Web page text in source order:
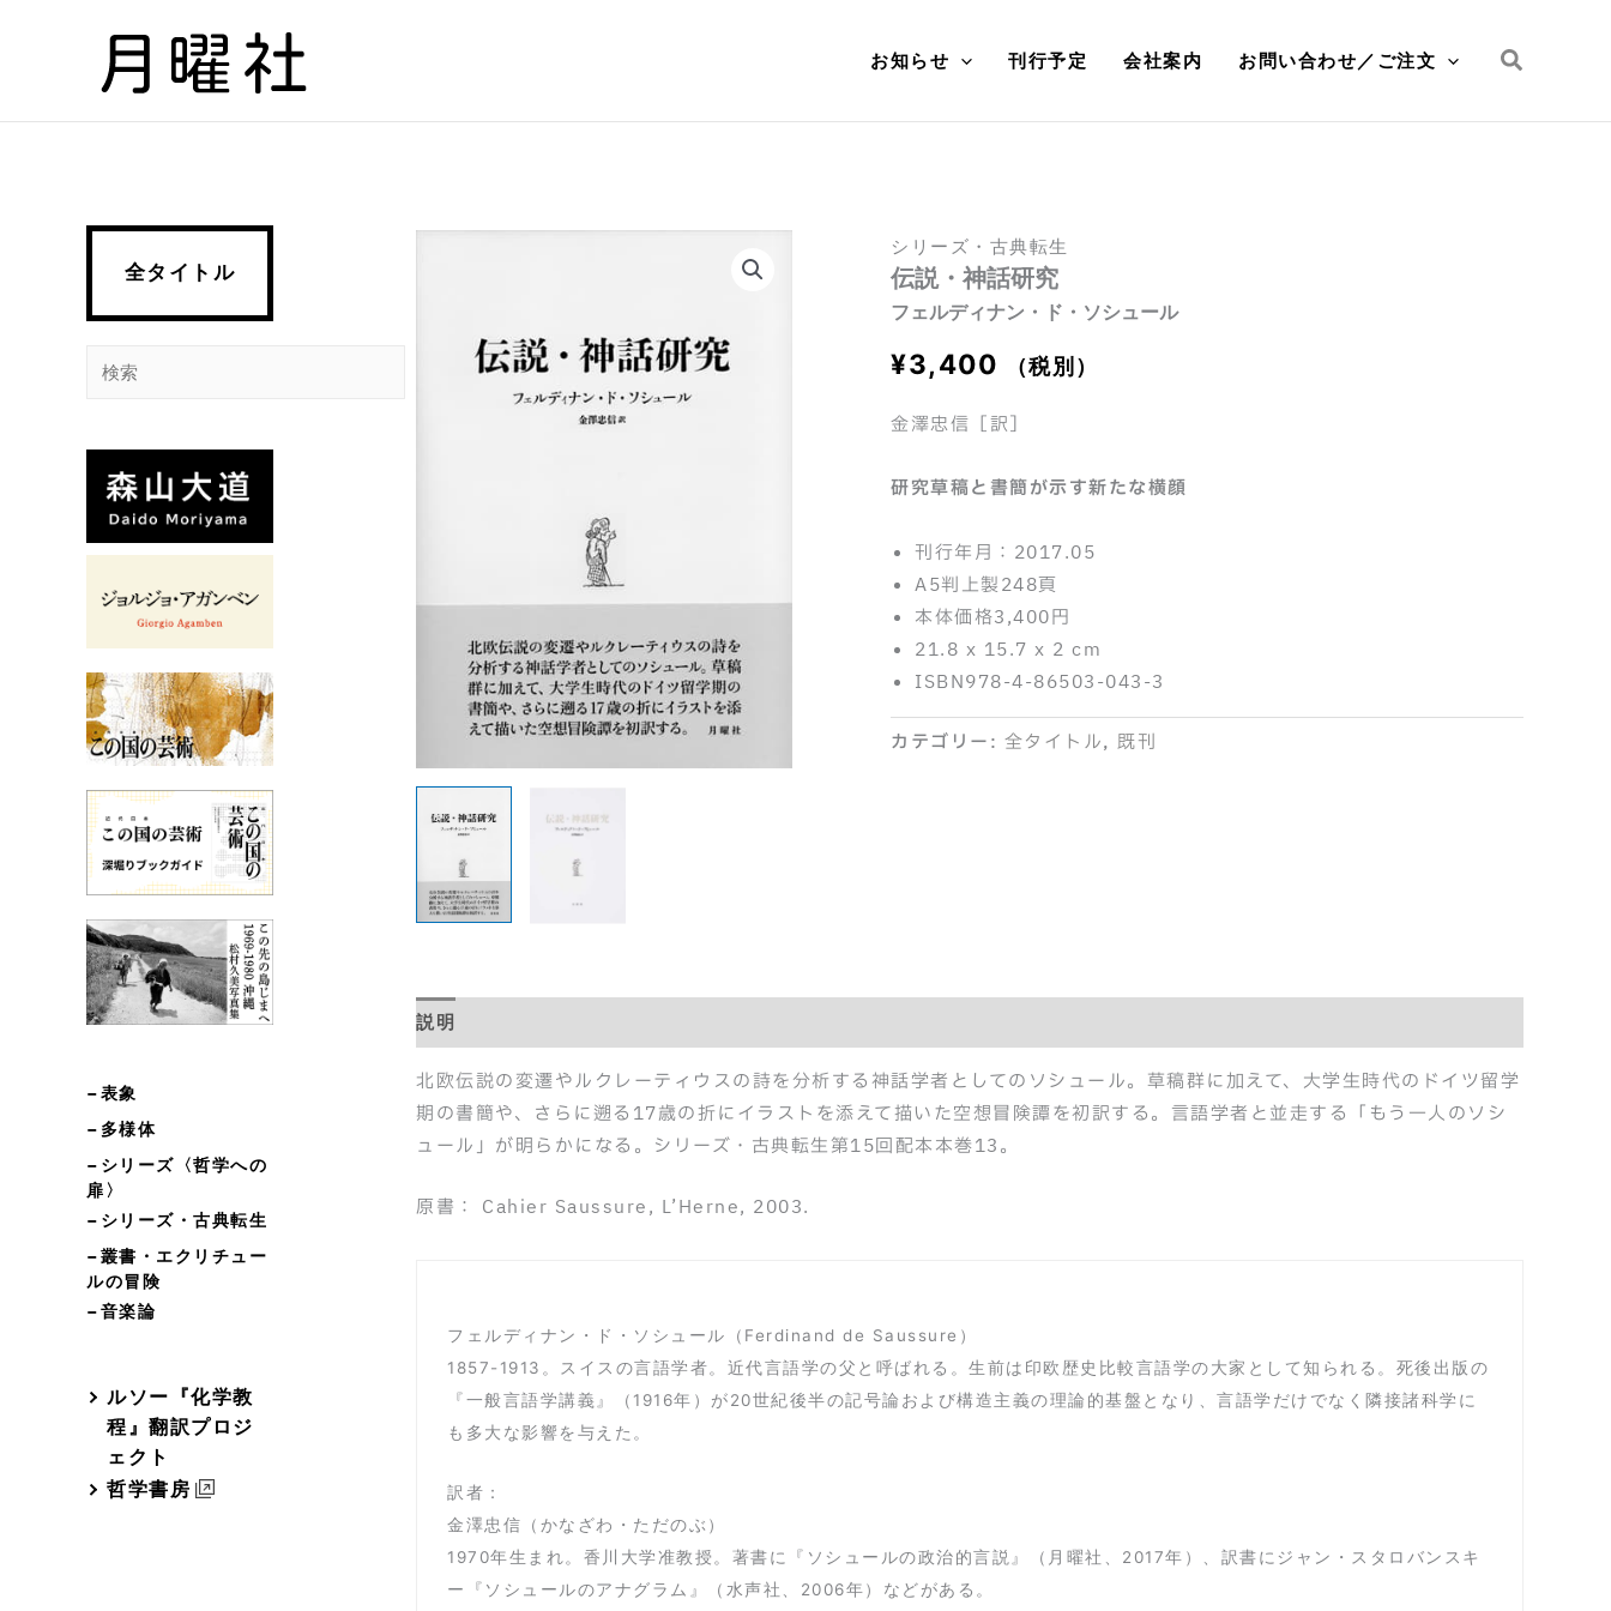
お知らせ 刊行予定 会社案内 お問い合わせ／ご注文
検
全タイトル
検
−表象
−多様体
−シリーズ〈哲学への
扉〉
−シリーズ・古典転生
−叢書・エクリチュー
ルの冒険
−音楽論
ルソー『化学教
程』翻訳プロジ
ェクト
哲学書房
シリーズ・古典転生
伝説・神話研究
フェルディナン・ド・ソシュール
¥3,400 （税別）
金澤忠信［訳］
研究草稿と書簡が示す新たな横顔
刊行年月：2017.05
A5判上製248頁
本体価格3,400円
21.8 x 15.7 x 2 cm
ISBN978-4-86503-043-3
カテゴリー: 全タイトル,既刊
説明
北欧伝説の変遷やルクレーティウスの詩を分析する神話学者としてのソシュール。草稿群に加えて、大学生時代のドイツ留学
期の書簡や、さらに遡る17歳の折にイラストを添えて描いた空想冒険譚を初訳する。言語学者と並走する「もう一人のソシ
ュール」が明らかになる。シリーズ・古典転生第15回配本本巻13。
原書： Cahier Saussure, L’Herne, 2003.
フェルディナン・ド・ソシュール（Ferdinand de Saussure）
1857-1913。スイスの言語学者。近代言語学の父と呼ばれる。生前は印欧歴史比較言語学の大家として知られる。死後出版の
『一般言語学講義』（1916年）が20世紀後半の記号論および構造主義の理論的基盤となり、言語学だけでなく隣接諸科学に
も多大な影響を与えた。
訳者：
金澤忠信（かなざわ・ただのぶ）
1970年生まれ。香川大学准教授。著書に『ソシュールの政治的言説』（月曜社、2017年）、訳書にジャン・スタロバンスキ
ー『ソシュールのアナグラム』（水声社、2006年）などがある。